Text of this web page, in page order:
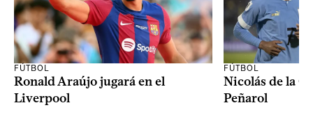
FÚTBOL
Ronald Araújo jugará en el
Liverpool
FÚTBOL
Nicolás de la
Peñarol